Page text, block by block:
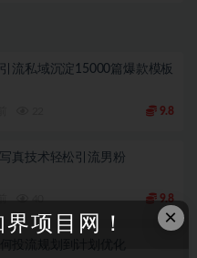
流私域沉淀15000篇爆款模板
9.8
真技术轻松引流男粉
40 9.8
×
项目网！